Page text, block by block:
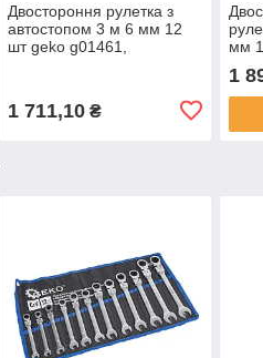
Двостороння рулетка з
автостопом 3 м 6 мм 12
шт geko g01461,
1 711,10₴
мм
1